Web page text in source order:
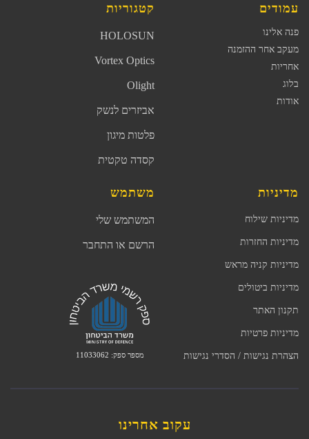
עמודים
פנה אלינו
מעקב אחר ההזמנה
אחריות
בלוג
אודות
קטגוריות
HOLOSUN
Vortex Optics
Olight
אביזרים לנשק
פלטות מיגון
קסדה טקטית
מדיניות
מדיניות שילוח
מדיניות החזרות
מדיניות קניה מראש
מדיניות ביטולים
תקנון האתר
מדיניות פרטיות
הצהרת נגישות / הסדרי נגישות
משתמש
המשתמש שלי
הרשם או התחבר
מספר ספק: 11033062
עקוב אחרינו